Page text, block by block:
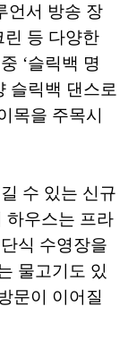
언서 방송 장
린 등 다양한
‘슬릭백 명
슬릭백 댄스로
목을 주목시
수 있는 신규
하우스는 프라
식 수영장을
물고기도 있
문이 이어질